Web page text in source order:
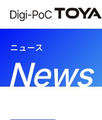
ニュース
News